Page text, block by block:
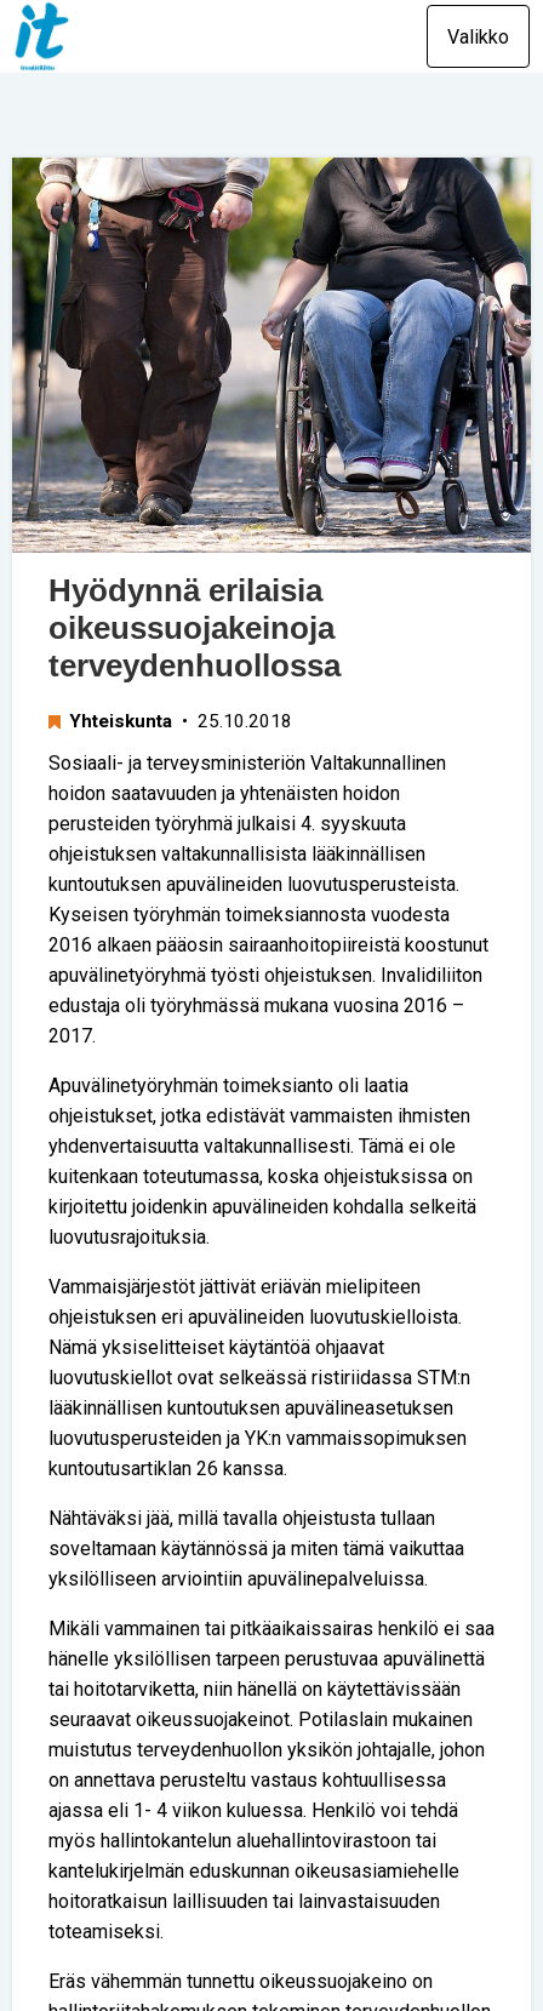
Valikko
Hyödynnä erilaisia
oikeussuojakeinoja
terveydenhuollossa
Yhteiskunta • 25.10.2018
Sosiaali- ja terveysministeriön Valtakunnallinen
hoidon saatavuuden ja yhtenäisten hoidon
perusteiden työryhmä julkaisi 4. syyskuuta
ohjeistuksen valtakunnallisista lääkinnällisen
kuntoutuksen apuvälineiden luovutusperusteista.
Kyseisen työryhmän toimeksiannosta vuodesta
2016 alkaen pääosin sairaanhoitopiireistä koostunut
apuvälinetyöryhmä työsti ohjeistuksen. Invalidiliiton
edustaja oli työryhmässä mukana vuosina 2016 –
2017.
Apuvälinetyöryhmän toimeksianto oli laatia
ohjeistukset, jotka edistävät vammaisten ihmisten
yhdenvertaisuutta valtakunnallisesti. Tämä ei ole
kuitenkaan toteutumassa, koska ohjeistuksissa on
kirjoitettu joidenkin apuvälineiden kohdalla selkeitä
luovutusrajoituksia.
Vammaisjärjestöt jättivät eriävän mielipiteen
ohjeistuksen eri apuvälineiden luovutuskielloista.
Nämä yksiselitteiset käytäntöä ohjaavat
luovutuskiellot ovat selkeässä ristiriidassa STM:n
lääkinnällisen kuntoutuksen apuvälineasetuksen
luovutusperusteiden ja YK:n vammaissopimuksen
kuntoutusartiklan 26 kanssa.
Nähtäväksi jää, millä tavalla ohjeistusta tullaan
soveltamaan käytännössä ja miten tämä vaikuttaa
yksilölliseen arviointiin apuvälinepalveluissa.
Mikäli vammainen tai pitkäaikaissairas henkilö ei saa
hänelle yksilöllisen tarpeen perustuvaa apuvälinettä
tai hoitotarviketta, niin hänellä on käytettävissään
seuraavat oikeussuojakeinot. Potilaslain mukainen
muistutus terveydenhuollon yksikön johtajalle, johon
on annettava perusteltu vastaus kohtuullisessa
ajassa eli 1- 4 viikon kuluessa. Henkilö voi tehdä
myös hallintokantelun aluehallintovirastoon tai
kantelukirjelmän eduskunnan oikeusasiamiehelle
hoitoratkaisun laillisuuden tai lainvastaisuuden
toteamiseksi.
Eräs vähemmän tunnettu oikeussuojakeino on